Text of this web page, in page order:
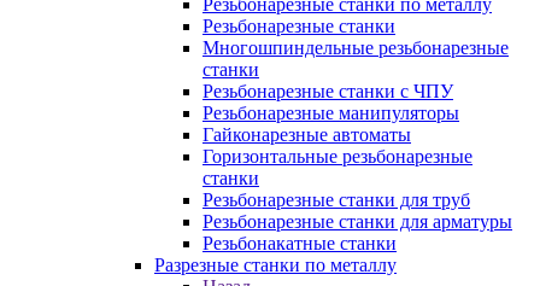
Резьбонарезные станки по металлу
Резьбонарезные станки
Многошпиндельные резьбонарезные
станки
Резьбонарезные станки с ЧПУ
Резьбонарезные манипуляторы
Гайконарезные автоматы
Горизонтальные резьбонарезные
станки
Резьбонарезные станки для труб
Резьбонарезные станки для арматуры
Резьбонакатные станки
Разрезные станки по металлу